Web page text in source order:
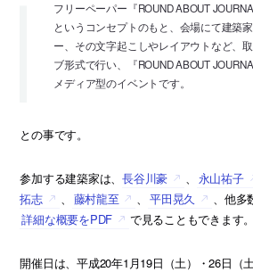
フリーペーパー『ROUND ABOUT
というコンセプトのもと、会場にて建築
ー、その文字起こしやレイアウトなど、
ブ形式で行い、『ROUND ABOUT
メディア型のイベントです。
との事です。
参加する建築家は、長谷川豪 永山祐子
拓志
藤村龍至 平田晃久
、他多
詳細な概要をPDF
で見ることもできます。
開催日は、平成20年1月19日（土）・26日（